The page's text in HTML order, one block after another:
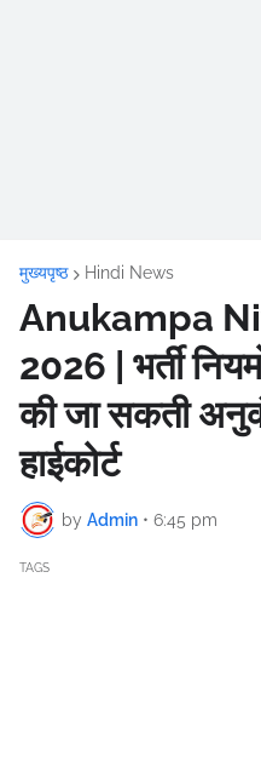
मुख्यपृष्ठ Hindi News
Anukampa
2026 | भर्ती
की जा सकती
हाईकोर्ट
by Admin • 6:45 pm
TAGS